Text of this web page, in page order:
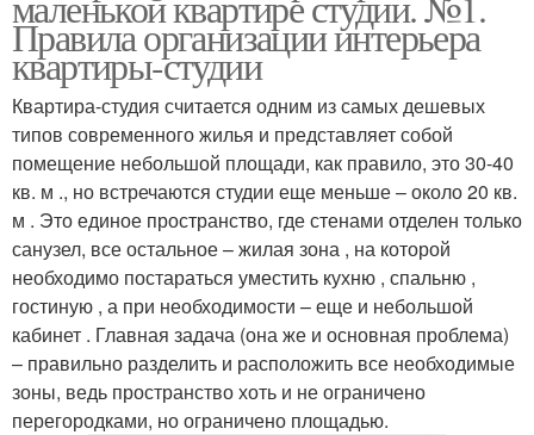
Правила организации интерьера
квартиры-студии
Квартира-студия считается одним из самых дешевых
типов современного жилья и представляет собой
помещение небольшой площади, как правило, это 30-40
кв. м ., но встречаются студии еще меньше – около 20 кв.
м . Это единое пространство, где стенами отделен только
санузел, все остальное – жилая зона , на которой
необходимо постараться уместить кухню , спальню ,
гостиную , а при необходимости – еще и небольшой
кабинет . Главная задача (она же и основная проблема)
– правильно разделить и расположить все необходимые
зоны, ведь пространство хоть и не ограничено
перегородками, но ограничено площадью.